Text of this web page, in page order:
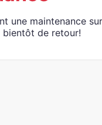
une maintenance sur
bientôt de retour!